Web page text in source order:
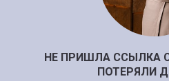
НЕ ПРИШЛА ССЫЛКА
ПОТЕРЯЛИ